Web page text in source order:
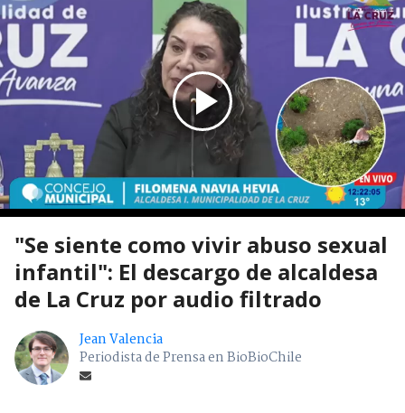
"Se siente como vivir abuso sexual
infantil": El descargo de alcaldesa
de La Cruz por audio filtrado
Jean Valencia
Periodista de Prensa en BioBioChile